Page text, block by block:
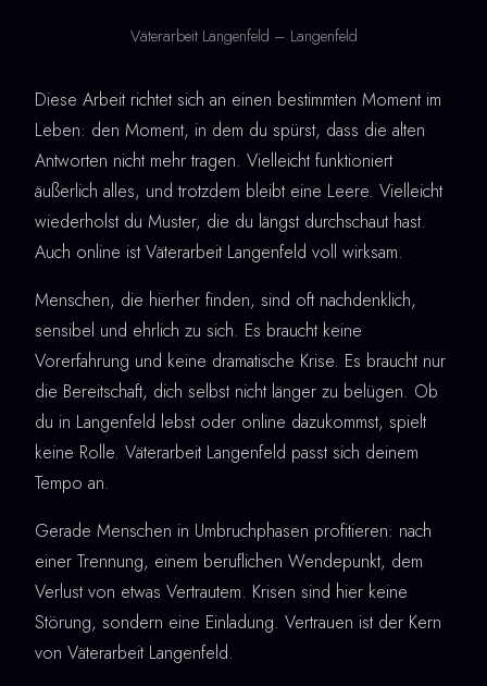
Väterarbeit Langenfeld – Langenfeld
Diese Arbeit richtet sich an einen bestimmten Moment im
Leben: den Moment, in dem du spürst, dass die alten
Antworten nicht mehr tragen. Vielleicht funktioniert
äußerlich alles, und trotzdem bleibt eine Leere. Vielleicht
wiederholst du Muster, die du längst durchschaut hast.
Auch online ist Väterarbeit Langenfeld voll wirksam.
Menschen, die hierher finden, sind oft nachdenklich,
sensibel und ehrlich zu sich. Es braucht keine
Vorerfahrung und keine dramatische Krise. Es braucht nur
die Bereitschaft, dich selbst nicht länger zu belügen. Ob
du in Langenfeld lebst oder online dazukommst, spielt
keine Rolle. Väterarbeit Langenfeld passt sich deinem
Tempo an.
Gerade Menschen in Umbruchphasen profitieren: nach
einer Trennung, einem beruflichen Wendepunkt, dem
Verlust von etwas Vertrautem. Krisen sind hier keine
Störung, sondern eine Einladung. Vertrauen ist der Kern
von Väterarbeit Langenfeld.